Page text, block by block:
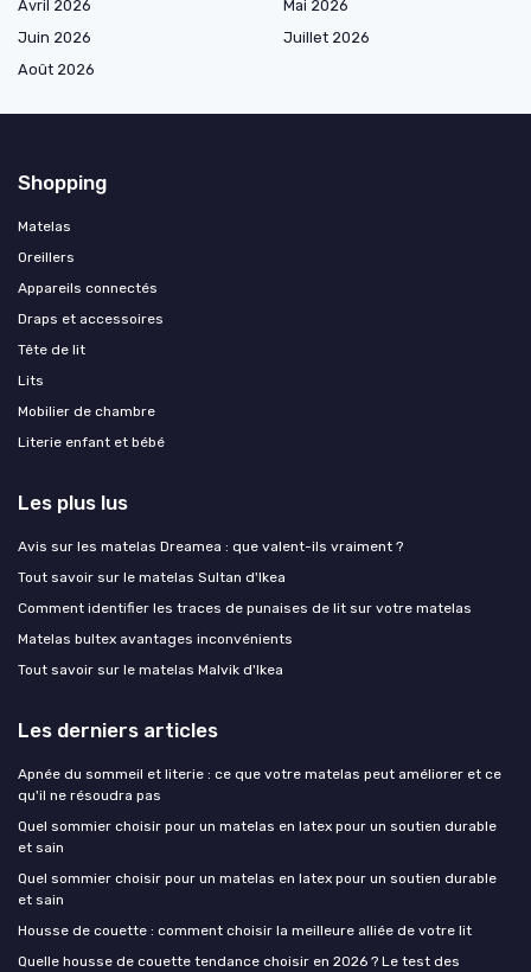
Avril 2026
Mai 2026
Juin 2026
Juillet 2026
Août 2026
Shopping
Matelas
Oreillers
Appareils connectés
Draps et accessoires
Tête de lit
Lits
Mobilier de chambre
Literie enfant et bébé
Les plus lus
Avis sur les matelas Dreamea : que valent-ils vraiment ?
Tout savoir sur le matelas Sultan d'Ikea
Comment identifier les traces de punaises de lit sur votre matelas
Matelas bultex avantages inconvénients
Tout savoir sur le matelas Malvik d'Ikea
Les derniers articles
Apnée du sommeil et literie : ce que votre matelas peut améliorer et ce
qu'il ne résoudra pas
Quel sommier choisir pour un matelas en latex pour un soutien durable
et sain
Quel sommier choisir pour un matelas en latex pour un soutien durable
et sain
Housse de couette : comment choisir la meilleure alliée de votre lit
Quelle housse de couette tendance choisir en 2026 ? Le test des